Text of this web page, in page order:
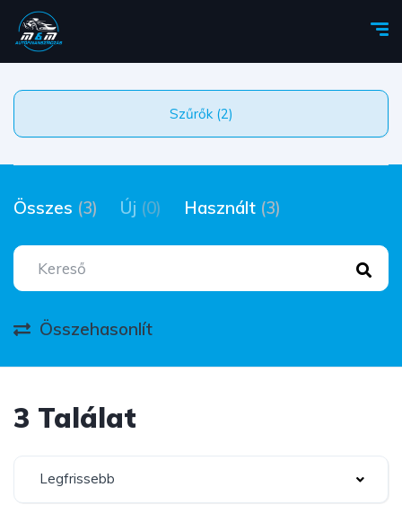
Szűrők (2)
Összes (3) Új (0) Használt (3)
Összehasonlít
3 Találat
Legfrissebb